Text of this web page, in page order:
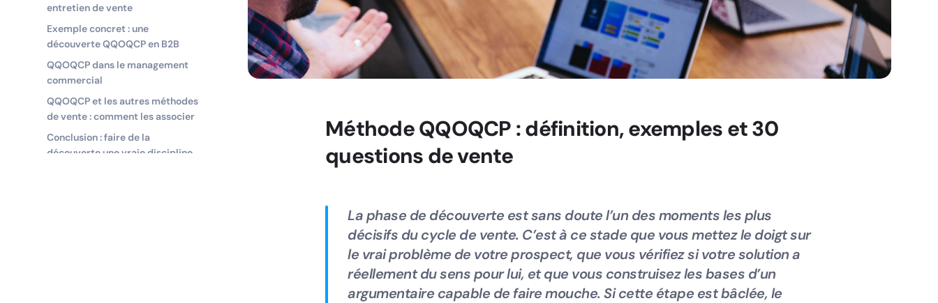
entretien de vente
Exemple concret : une
découverte QQOQCP en B2B
QQOQCP dans le management
commercial
QQOQCP et les autres méthodes
de vente : comment les associer
Conclusion : faire de la
découverte une vraie discipline
Méthode QQOQCP : définition, exemples et 30
questions de vente
La phase de découverte est sans doute l’un des moments les plus
décisifs du cycle de vente. C’est à ce stade que vous mettez le doigt sur
le vrai problème de votre prospect, que vous vérifiez si votre solution a
réellement du sens pour lui, et que vous construisez les bases d’un
argumentaire capable de faire mouche. Si cette étape est bâclée, le